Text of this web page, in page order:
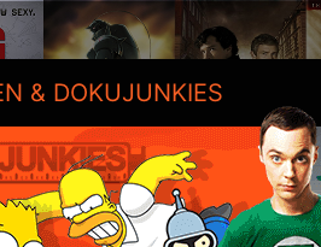
& DOKUJUNKIES